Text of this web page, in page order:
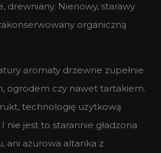
drewniany. Nienowy, starawy
organiczną
aromaty drzewne zupełnie
ogrodem czy nawet tartakiem.
technologię użytkową
nie jest to starannie gładzona
ani ażurowa altanka z